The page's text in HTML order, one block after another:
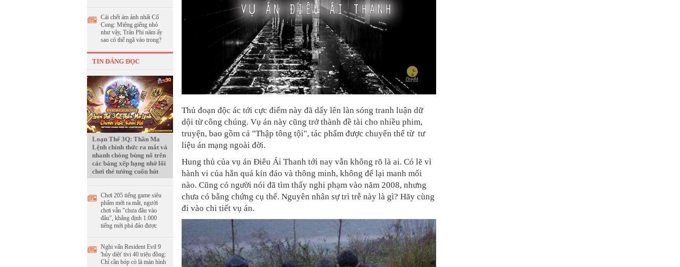
Cái chết ám ảnh nhất Cố
Cung: Miệng giếng nhỏ
như vậy, Trân Phi năm ấy
sao có thể ngã vào trong?
TIN ĐÁNG ĐỌC
Loạn Thế 3Q: Thần Ma
Lệnh chính thức ra mắt và
nhanh chóng bùng nổ trên
các bảng xếp hạng nhờ lối
chơi thẻ tướng cuốn hút
Chơi 205 tiếng game siêu
phẩm mới ra mắt, người
chơi vẫn "chưa đâu vào
đâu", khẳng định 1.000
tiếng mới phá đảo được
Nghi vấn Resident Evil 9
'hủy diệt' tivi 40 triệu đồng:
Chỉ cần bóp cò là màn hình
Thủ đoạn độc ác tới cực điểm này đã dấy lên làn sóng tranh luận dữ
dội từ công chúng. Vụ án này cũng trở thành đề tài cho nhiều phim,
truyện, bao gồm cả "Thập tông tội", tác phẩm được chuyển thể từ tư
liệu án mạng ngoài đời.
Hung thủ của vụ án Điêu Ái Thanh tới nay vẫn không rõ là ai. Có lẽ vì
hành vi của hắn quá kín đáo và thông minh, không để lại manh mối
nào. Cũng có người nói đã tìm thấy nghi phạm vào năm 2008, nhưng
chưa có bằng chứng cụ thể. Nguyên nhân sự trì trễ này là gì? Hãy cùng
đi vào chi tiết vụ án.